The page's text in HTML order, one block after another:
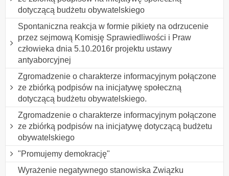
dotyczącą budżetu obywatelskiego
Spontaniczna reakcja w formie pikiety na odrzucenie
przez sejmową Komisję Sprawiedliwości i Praw
człowieka dnia 5.10.2016r projektu ustawy
antyaborcyjnej
Zgromadzenie o charakterze informacyjnym połączone
ze zbiórką podpisów na inicjatywę społeczną
dotyczącą budżetu obywatelskiego.
Zgromadzenie o charakterze informacyjnym połączone
ze zbiórką podpisów na inicjatywę dotyczącą budżetu
obywatelskiego
"Promujemy demokrację"
Wyrażenie negatywnego stanowiska Związku